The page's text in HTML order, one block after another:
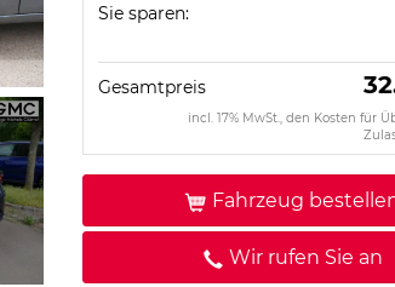
Sie sparen:
Gesamtpreis
incl. 17% MwSt., den Kosten für
Fahrzeug
Wir rufen Sie an